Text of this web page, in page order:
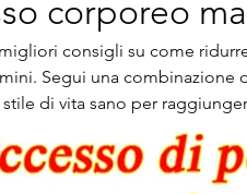
corporeo
consigli su come
Segui una combinazione
di vita sano per